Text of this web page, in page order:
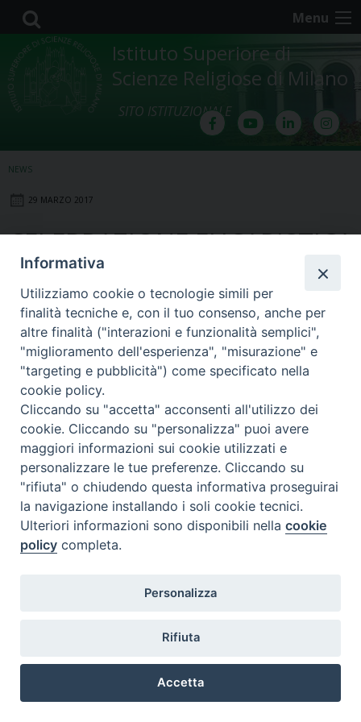
Skip
content
Menu
Istituto Superiore di
Scienze Religiose di Milano
SITO ISTITUZIONALE
NEWS
29 MARZO 2017
CELEBRAZIONE EUCARISTICA
IN PREPARAZIONE DELLA S.
PASQUA
Giovedì 6 aprile 2017 – ore
18.00
In questa occasionetutte le
lezioni dalle ore 17.40 alle ore
19.15 saranno sospese.
Docenti e Studenti che intendessero concelebrare sono pregati di
avvisare la Segreteria e portare camice e stola viola.
@2022 - Istituto Superiore di Scienze Religiose di Milano, via
Informativa
Utilizziamo cookie o tecnologie simili per
finalità tecniche e, con il tuo consenso, anche per
altre finalità ("interazioni e funzionalità semplici",
"miglioramento dell'esperienza", "misurazione" e
"targeting e pubblicità") come specificato nella
cookie policy.
Cliccando su "accetta" acconsenti all'utilizzo dei
cookie. Cliccando su "personalizza" puoi avere
maggiori informazioni sui cookie utilizzati e
personalizzare le tue preferenze. Cliccando su
"rifiuta" o chiudendo questa informativa proseguirai
la navigazione installando i soli cookie tecnici.
Ulteriori informazioni sono disponibili nellacookie
policy completa.
Personalizza
Rifiuta
Accetta